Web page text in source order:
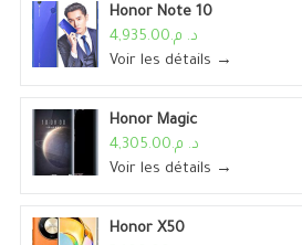
Honor Note 10
د. م.4,935.00
Voir les détails →
Honor Magic
د. م.4,305.00
Voir les détails →
Honor X50